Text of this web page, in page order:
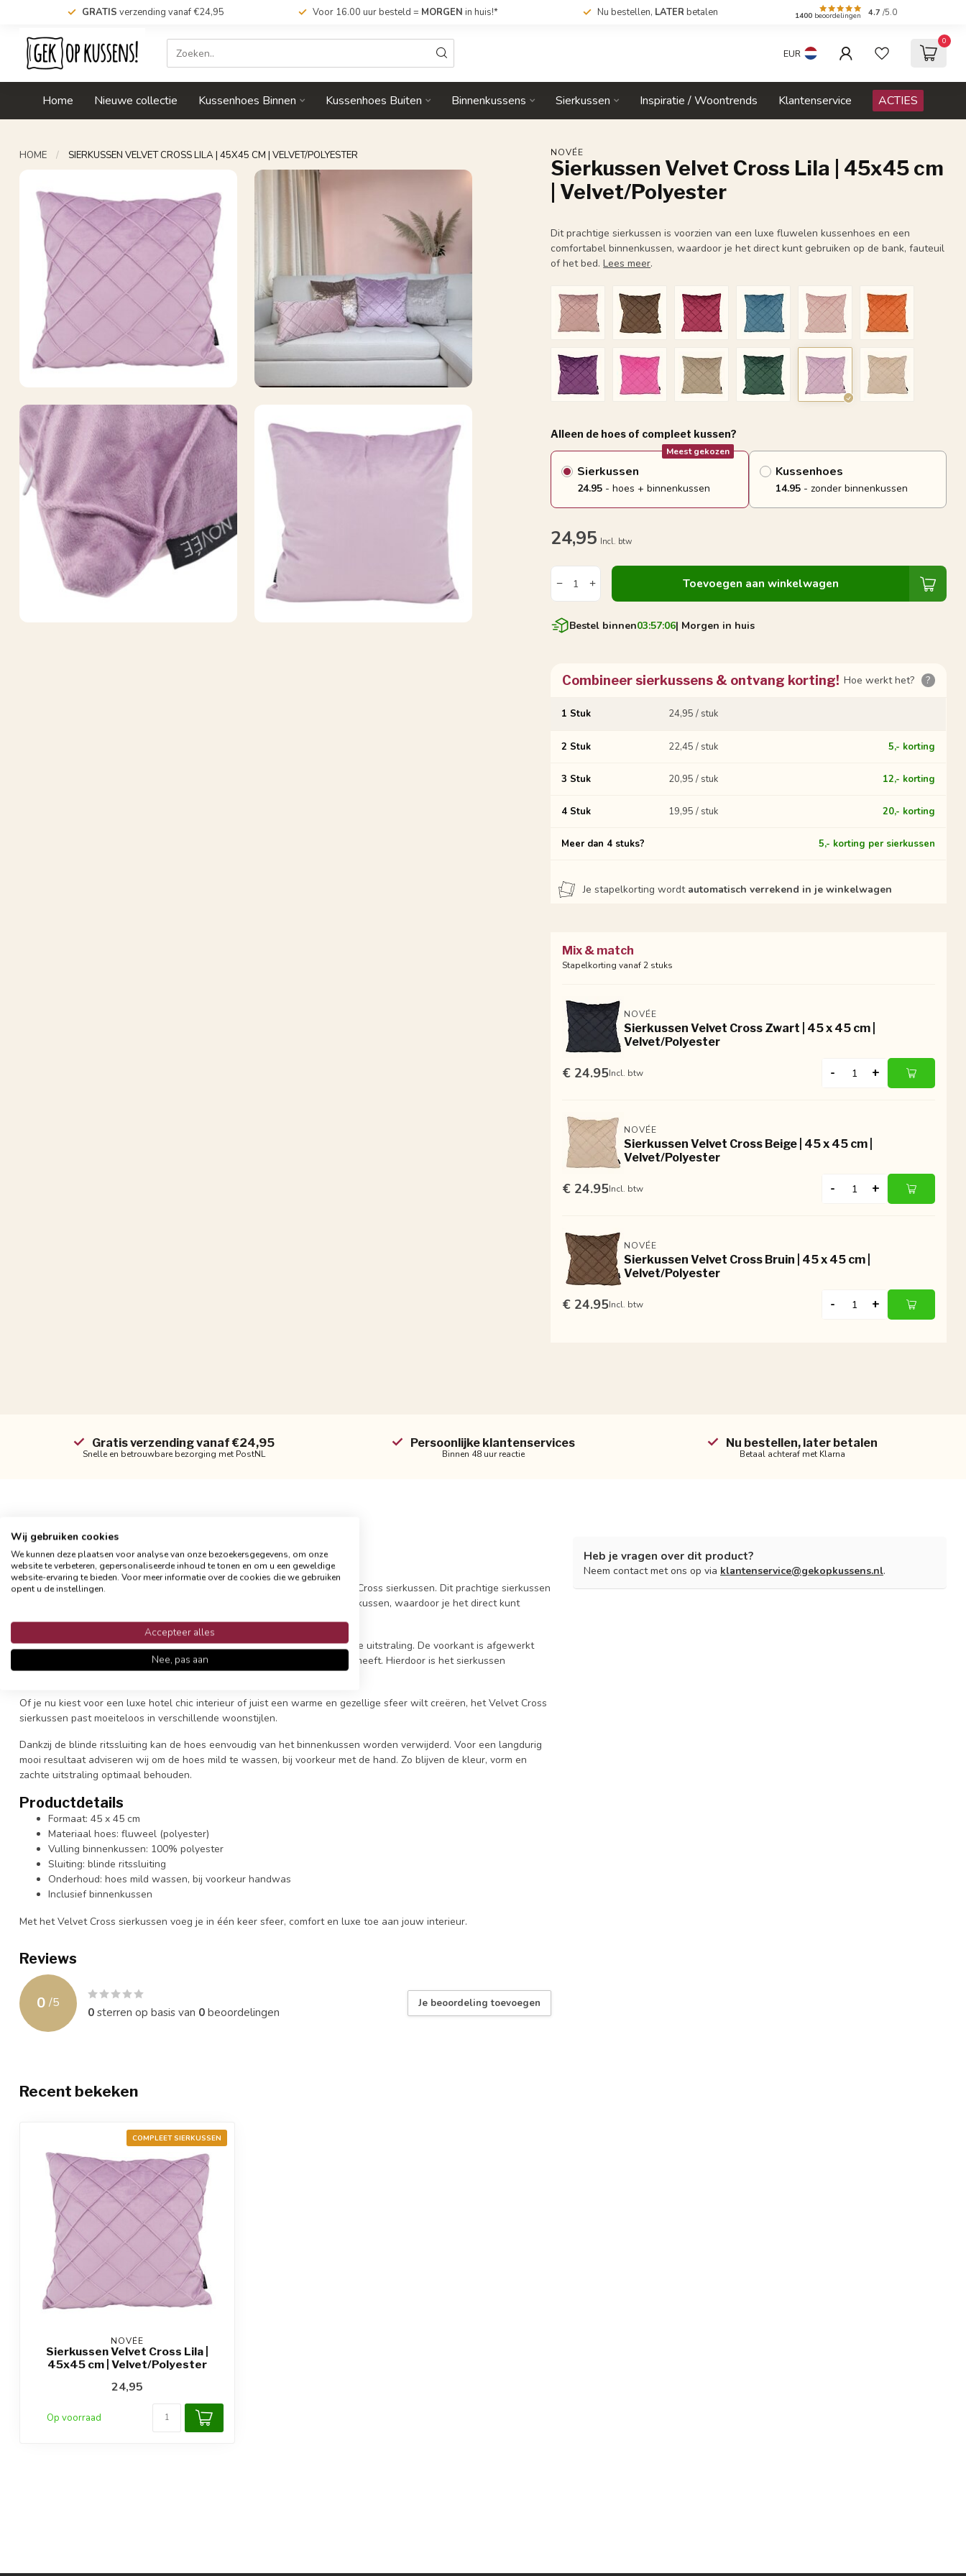
GRATIS verzending vanaf €24,95 Voor 16.00 uur besteld = MORGEN in huis!* Nu bestellen, LATER betalen 1400 beoordelingen 4.7 /5.0
EUR
0
Home Nieuwe collectie Kussenhoes Binnen Kussenhoes Buiten Binnenkussens Sierkussen Inspiratie / Woontrends Klantenservice ACTIES
HOME / SIERKUSSEN VELVET CROSS LILA | 45X45 CM | VELVET/POLYESTER NOVÉE
Sierkussen Velvet Cross Lila | 45x45 cm
| Velvet/Polyester
Dit prachtige sierkussen is voorzien van een luxe fluwelen kussenhoes en een
comfortabel binnenkussen, waardoor je het direct kunt gebruiken op de bank, fauteuil
of het bed.Lees meer.
Alleen de hoes of compleet kussen?
Sierkussen
Meest gekozen
24.95 - hoes + binnenkussen
Kussenhoes
14.95- zonder binnenkussen
24,95 Incl. btw
Toevoegen aan winkelwagen
Bestel binnen03:57:05| Morgen in huis
Combineer sierkussens & ontvang korting! Hoe werkt het? ?
1 Stuk 24,95 / stuk
2 Stuk 22,45 / stuk 5,- korting
3 Stuk 20,95 / stuk 12,- korting
4 Stuk 19,95 / stuk 20,- korting
Meer dan 4 stuks? 5,- korting per sierkussen
Je stapelkorting wordt automatisch verrekend in je winkelwagen
Mix & match
Stapelkorting vanaf 2 stuks
NOVÉE
Sierkussen Velvet Cross Zwart | 45 x 45 cm |
Velvet/Polyester
€ 24.95Incl. btw - +
NOVÉE
Sierkussen Velvet Cross Beige | 45 x 45 cm |
Velvet/Polyester
€ 24.95Incl. btw - +
NOVÉE
Sierkussen Velvet Cross Bruin | 45 x 45 cm |
Velvet/Polyester
€ 24.95Incl. btw - +
Gratis verzending vanaf €24,95
Snelle en betrouwbare bezorging met PostNL
Persoonlijke klantenservices
Binnen 48 uur reactie
Nu bestellen, later betalen
Betaal achteraf met Klarna
Productomschrijving
Velvet Cross sierkussen – luxe, zacht & stijlvol
Geef je interieur direct een warme en elegante uitstraling met het Velvet Cross sierkussen. Dit prachtige sierkussen
is voorzien van een luxe fluwelen kussenhoes en een comfortabel binnenkussen, waardoor je het direct kunt
gebruiken op de bank, fauteuil of het bed.
De zachte fluwelen stof heeft een subtiele glans die zorgt voor een chique uitstraling. De voorkant is afgewerkt
met een stijlvol ruitpatroon, terwijl de achterkant een rustige, effen kleur heeft. Hierdoor is het sierkussen
eenvoudig te combineren met andere kleuren en woonaccessoires.
Of je nu kiest voor een luxe hotel chic interieur of juist een warme en gezellige sfeer wilt creëren, het Velvet Cross
sierkussen past moeiteloos in verschillende woonstijlen.
Dankzij de blinde ritssluiting kan de hoes eenvoudig van het binnenkussen worden verwijderd. Voor een langdurig
mooi resultaat adviseren wij om de hoes mild te wassen, bij voorkeur met de hand. Zo blijven de kleur, vorm en
zachte uitstraling optimaal behouden.
Productdetails
Formaat: 45 x 45 cm
Materiaal hoes: fluweel (polyester)
Vulling binnenkussen: 100% polyester
Sluiting: blinde ritssluiting
Onderhoud: hoes mild wassen, bij voorkeur handwas
Inclusief binnenkussen
Met het Velvet Cross sierkussen voeg je in één keer sfeer, comfort en luxe toe aan jouw interieur.
Reviews
0 /5
0sterren op basis van 0beoordelingen
Je beoordeling toevoegen
Heb je vragen over dit product?
Neem contact met ons op via klantenservice@gekopkussens.nl.
Recent bekeken
COMPLEET SIERKUSSEN
NOVÉE
Sierkussen Velvet Cross Lila |
45x45 cm | Velvet/Polyester
24,95
Op voorraad
Wij gebruiken cookies
We kunnen deze plaatsen voor analyse van onze bezoekersgegevens, om onze
website te verbeteren, gepersonaliseerde inhoud te tonen en om u een geweldige
website-ervaring te bieden. Voor meer informatie over de cookies die we gebruiken
opent u de instellingen.
Accepteer alles
Nee, pas aan